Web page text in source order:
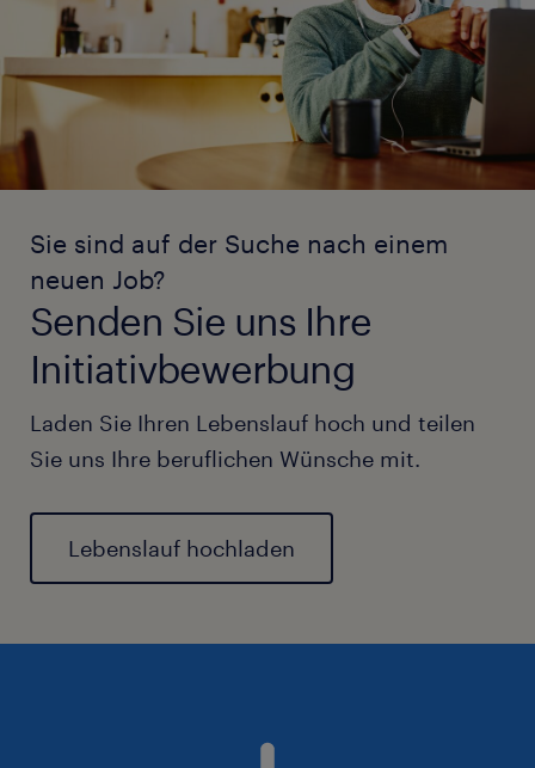
Sie sind auf der Suche nach einem
neuen Job?
Senden Sie uns Ihre
Initiativbewerbung
Laden Sie Ihren Lebenslauf hoch und teilen
Sie uns Ihre beruflichen Wünsche mit.
Lebenslauf hochladen